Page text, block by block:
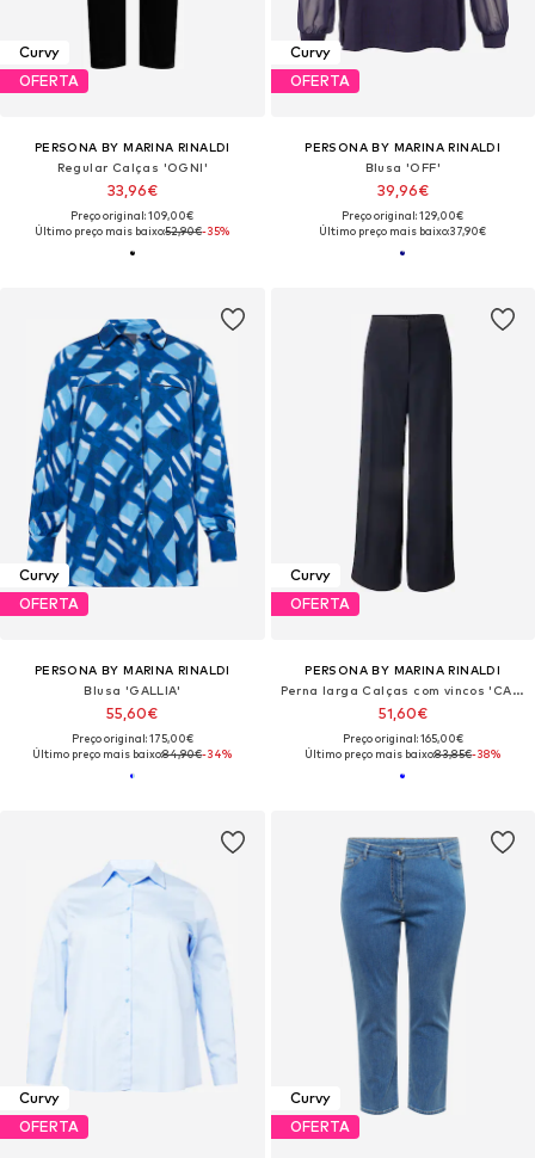
Curvy
OFERTA
PERSONA BY MARINA RINALDI
Regular Calças 'OGNI'
33,96€
Preço original: 109,00€
Último preço mais baixo:52,90€-35%
Curvy
OFERTA
PERSONA BY MARINA RINALDI
Blusa 'OFF'
39,96€
Preço original: 129,00€
Último preço mais baixo:37,90€
Curvy
OFERTA
PERSONA BY MARINA RINALDI
Blusa 'GALLIA'
55,60€
Preço original: 175,00€
Último preço mais baixo:84,90€-34%
Curvy
OFERTA
PERSONA BY MARINA RINALDI
Perna larga Calças com vincos 'CALABRA'
51,60€
Preço original: 165,00€
Último preço mais baixo:83,85€-38%
Curvy
OFERTA
Curvy
OFERTA